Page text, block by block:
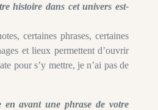
histoire dans cet univers est-
certaines phrases, certaines
et lieux permettent d’ouvrir
pour s’y mettre, je n’ai pas de
en avant une phrase de votre